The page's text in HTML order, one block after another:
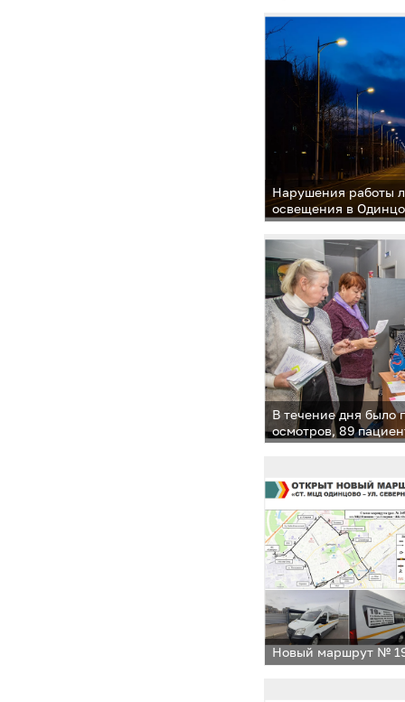
безопасности»
Нарушения работы
освещения в
устраняются в
В течение дня было
осмотров, 89
медицинскую
Новый маршрут №